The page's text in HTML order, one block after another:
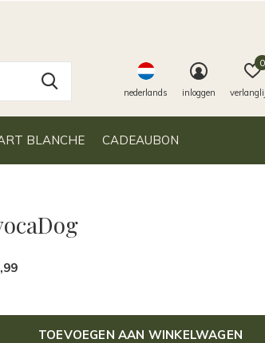
BLANCHE CADEAUBON
nederlands inloggen
0
TOEVOEGEN AAN WINKELWAGEN